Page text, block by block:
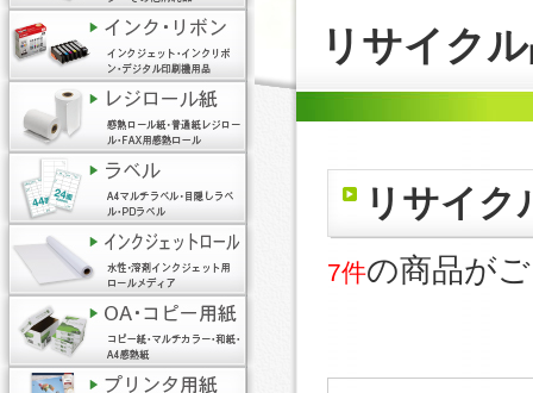
リサイク
リサイク
7件の商品が